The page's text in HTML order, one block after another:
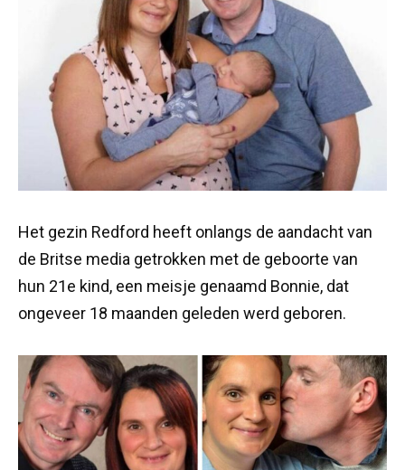
Het gezin Redford heeft onlangs de aandacht van
de Britse media getrokken met de geboorte van
hun 21e kind, een meisje genaamd Bonnie, dat
ongeveer 18 maanden geleden werd geboren.